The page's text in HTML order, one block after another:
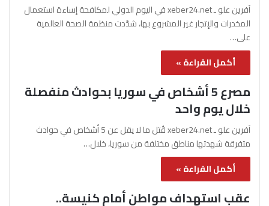
آفرين علو ـ xeber24.net في اليوم الدولي لمكافحة إساءة استعمال
المخدرات والإتجار غير المشروع بها، شدّدت منظمة الصحة العالمية
على…
أكمل القراءة »
مصرع 5 أشخاص في سوريا بحوادث منفصلة
خلال يوم واحد
آفرين علو ـ xeber24.net قُتل ما لا يقل عن 5 أشخاص في حوادث
متفرقة شهدتها مناطق مختلفة من سوريا، خلال…
أكمل القراءة »
عقب استهداف مواطن أمام كنيسة..